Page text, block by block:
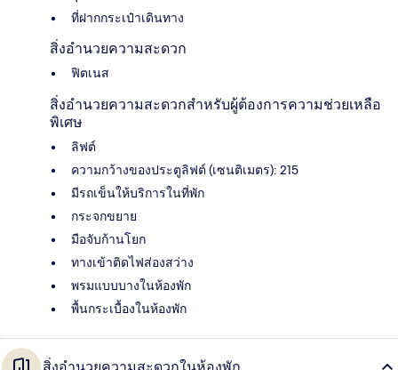
ที่ฝากกระเป๋าเดินทาง
สิ่งอำนวยความสะดวก
ฟิตเนส
สิ่งอำนวยความสะดวกสำหรับผู้ต้องการความช่วยเหลือ
พิเศษ
ลิฟต์
ความกว้างของประตูลิฟต์ (เซนติเมตร): 215
มีรถเข็นให้บริการในที่พัก
กระจกขยาย
มือจับก้านโยก
ทางเข้าติดไฟส่องสว่าง
พรมแบบบางในห้องพัก
พื้นกระเบื้องในห้องพัก